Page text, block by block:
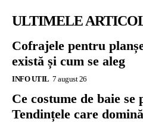
ULTIMELE
Cofrajele pentru
există și cum se aleg
INFO UTIL 7 august 26
Ce costume de baie
Tendințele care